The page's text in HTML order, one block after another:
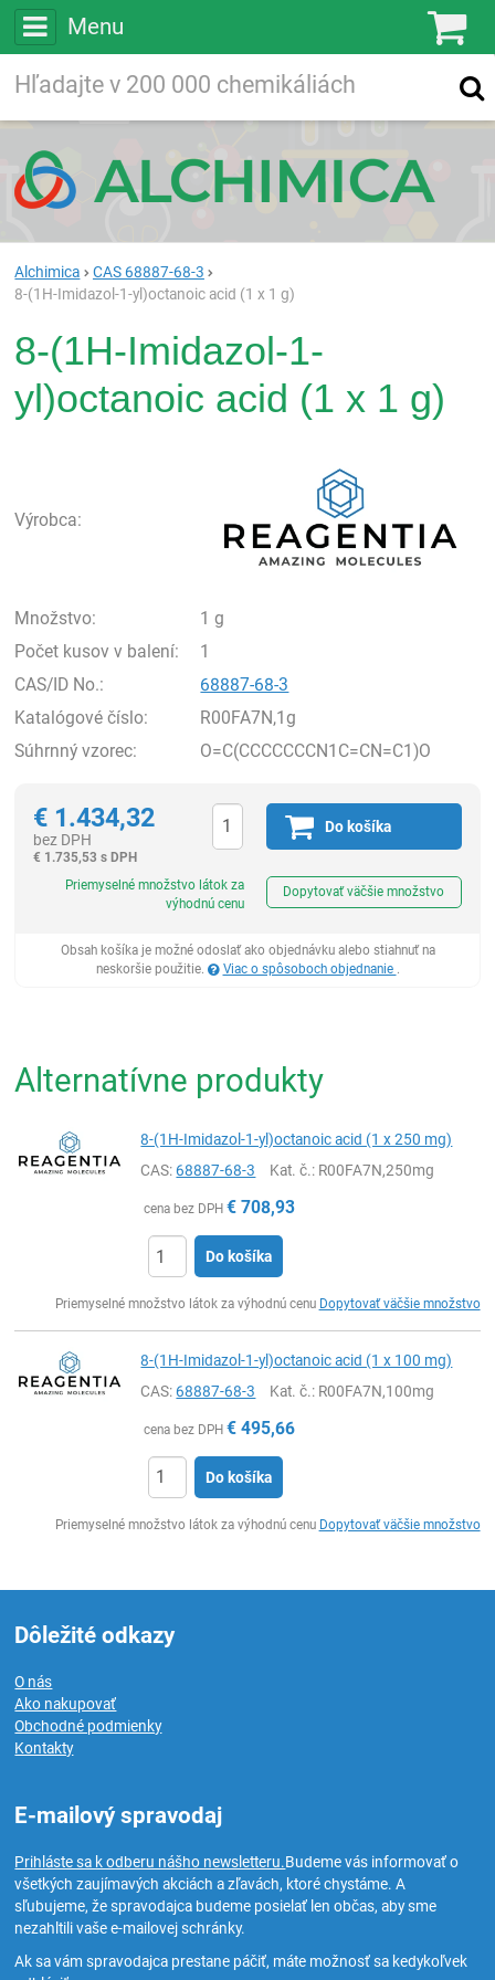
Menu
Vyhľadávanie
Alchimica
CAS 68887-68-3
8-(1H-Imidazol-1-yl)octanoic acid (1 x 1 g)
8-(1H-Imidazol-1-
yl)octanoic acid (1 x 1 g)
Výrobca:
Množstvo:
1 g
Počet kusov v balení:
1
CAS/ID No.:
68887-68-3
Katalógové číslo:
R00FA7N,1g
Súhrnný vzorec:
O=C(CCCCCCCN1C=CN=C1)O
€ 1.434,32
bez DPH
€ 1.735,53 s DPH
Do košíka
Priemyselné množstvo látok za
výhodnú cenu
Dopytovať väčšie množstvo
Obsah košíka je možné odoslať ako objednávku alebo stiahnuť na
neskoršie použitie.
Viac o spôsoboch objednanie .
Alternatívne produkty
8-(1H-Imidazol-1-yl)octanoic acid (1 x 250 mg)
CAS:68887-68-3 Kat. č.: R00FA7N,250mg
cena bez DPH € 708,93
Do košíka
Priemyselné množstvo látok za výhodnú cenu Dopytovať väčšie množstvo
8-(1H-Imidazol-1-yl)octanoic acid (1 x 100 mg)
CAS:68887-68-3 Kat. č.: R00FA7N,100mg
cena bez DPH € 495,66
Do košíka
Priemyselné množstvo látok za výhodnú cenu Dopytovať väčšie množstvo
Dôležité odkazy
O nás
Ako nakupovať
Obchodné podmienky
Kontakty
E-mailový spravodaj
Prihláste sa k odberu nášho newsletteru.Budeme vás informovať o
všetkých zaujímavých akciách a zľavách, ktoré chystáme. A
sľubujeme, že spravodajca budeme posielať len občas, aby sme
nezahltili vaše e-mailovej schránky.
Ak sa vám spravodajca prestane páčiť, máte možnosť sa kedykoľvek